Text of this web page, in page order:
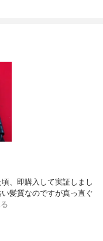
、即購入して実証しまし
髪質なのですが真っ直ぐ